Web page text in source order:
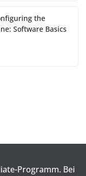
the
Software Basics
Programm. Bei